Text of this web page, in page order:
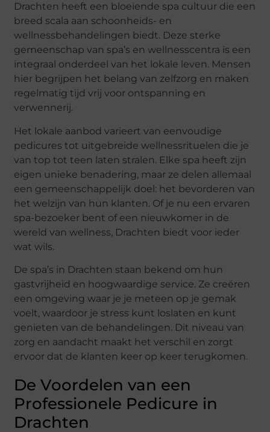
Drachten heeft een bloeiende spa cultuur die een
breed scala aan schoonheids- en
wellnessbehandelingen biedt. Deze sterke
gemeenschap van spa’s en wellnesscentra is een
integraal onderdeel van het lokale leven. Mensen
hier begrijpen het belang van zelfzorg en maken
regelmatig tijd vrij voor ontspanning en
verwennerij.
Het lokale aanbod varieert van eenvoudige
pedicures tot uitgebreide wellnessrituelen die je
van top tot teen laten stralen. Elke spa heeft zijn
eigen unieke benadering, maar ze delen allemaal
een gemeenschappelijk doel: het bevorderen van
het welzijn van hun klanten. Of je nu een ervaren
spa-bezoeker bent of een nieuwkomer in de
wereld van wellness, Drachten biedt voor ieder
wat wils.
De spa’s in Drachten staan bekend om hun
gastvrijheid en hoogwaardige service. Ze creëren
een omgeving waar je je meteen op je gemak
voelt, waardoor je stress kunt loslaten en kunt
genieten van de behandelingen. Dit niveau van
zorg en aandacht maakt het verschil en zorgt
ervoor dat de klanten keer op keer terugkomen.
De Voordelen van een
Professionele Pedicure in
Drachten